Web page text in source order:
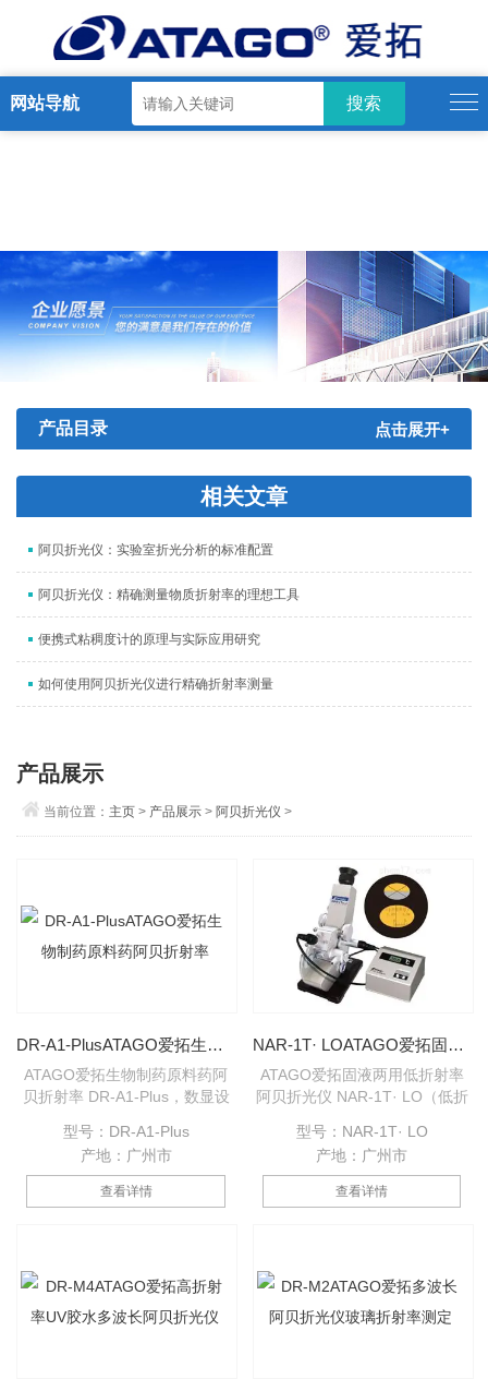
网站导航
产品目录 点击展开+
相关文章
阿贝折光仪：实验室折光分析的标准配置
阿贝折光仪：精确测量物质折射率的理想工具
便携式粘稠度计的原理与实际应用研究
如何使用阿贝折光仪进行精确折射率测量
产品展示
当前位置： 主页 > 产品展示 >阿贝折光仪 >
DR-A1-PlusATAGO爱拓生物制药原料药阿贝折射率
ATAGO爱拓生物制药原料药阿
贝折射率 DR-A1-Plus，数显设
射率和浓度双标度显示，样品量
少，测量快速，可连接打印机和
电脑，打印数据或者保存至电
脑。
型号：DR-A1-Plus
产地：广州市
查看详情
NAR-1T· LOATAGO爱拓固液两用低折射率阿贝折光仪
ATAGO爱拓固液两用低折射率
阿贝折光仪 NAR-1T· LO（低折
体样品的折射率(nD)，尤其适合
低折射率样品（折射率(nD)：
1.1500～1.4800），常用于测量
多种液体以及部分薄膜、玻璃、
型号：NAR-1T· LO
产地：广州市
查看详情